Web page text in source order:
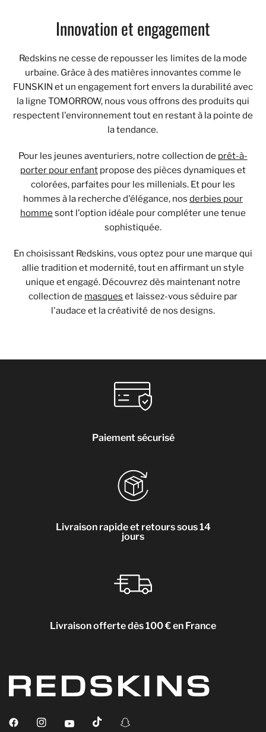
Innovation et engagement
Redskins ne cesse de repousser les limites de la mode
urbaine. Grâce à des matières innovantes comme le
FUNSKIN et un engagement fort envers la durabilité avec
la ligne TOMORROW, nous vous offrons des produits qui
respectent l'environnement tout en restant à la pointe de
la tendance.
Pour les jeunes aventuriers, notre collection de prêt-à-
porter pour enfantpropose des pièces dynamiques et
colorées, parfaites pour les millenials. Et pour les
hommes à la recherche d'élégance, nosderbies pour
homme sont l'option idéale pour compléter une tenue
sophistiquée.
En choisissant Redskins, vous optez pour une marque qui
allie tradition et modernité, tout en affirmant un style
unique et engagé. Découvrez dès maintenant notre
collection de masques et laissez-vous séduire par
l'audace et la créativité de nos designs.
Paiement sécurisé
Livraison rapide et retours sous 14
jours
Livraison offerte dès 100 € en France